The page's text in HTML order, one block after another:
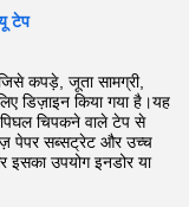
टेप
कपड़े, जूता सामग्री,
डिज़ाइन किया गया है।यह
चिपकने वाले टेप से
पेपर सब्सट्रेट और उच्च
इसका उपयोग इनडोर या